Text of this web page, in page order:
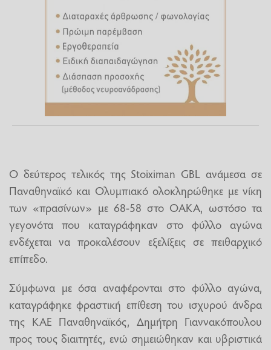
Ο δεύτερος τελικός της Stoiximan GBL ανάμεσα σε
Παναθηναϊκό και Ολυμπιακό ολοκληρώθηκε με νίκη
των «πρασίνων» με 68-58 στο ΟΑΚΑ, ωστόσο τα
γεγονότα που καταγράφηκαν στο φύλλο αγώνα
ενδέχεται να προκαλέσουν εξελίξεις σε πειθαρχικό
επίπεδο.
Σύμφωνα με όσα αναφέρονται στο φύλλο αγώνα,
καταγράφηκε φραστική επίθεση του ισχυρού άνδρα
της ΚΑΕ Παναθηναϊκός, Δημήτρη Γιαννακόπουλου
προς τους διαιτητές, ενώ σημειώθηκαν και υβριστικά